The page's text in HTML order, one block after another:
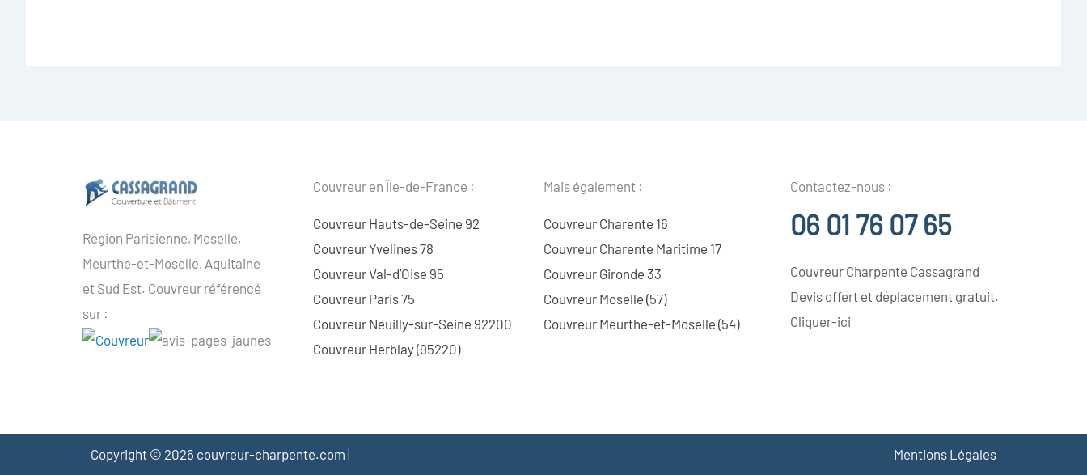
Région Parisienne, Moselle,
Meurthe-et-Moselle, Aquitaine
et Sud Est. Couvreur référencé
sur :
Couvreur en Île-de-France :
Couvreur Hauts-de-Seine 92
Couvreur Yvelines 78
Couvreur Val-d’Oise 95
Couvreur Paris 75
Couvreur Neuilly-sur-Seine 92200
Couvreur Herblay (95220)
Mais également :
Couvreur Charente 16
Couvreur Charente Maritime 17
Couvreur Gironde 33
Couvreur Moselle (57)
Couvreur Meurthe-et-Moselle (54)
Contactez-nous :
06 01 76 07 65
Couvreur Charpente Cassagrand
Devis offert et déplacement gratuit.
Cliquer-ici
Copyright © 2026 couvreur-charpente.com | Mentions Légales